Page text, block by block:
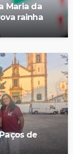
Maria da
rainha
de